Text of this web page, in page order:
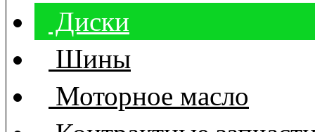
Диски
Шины
Моторное масло